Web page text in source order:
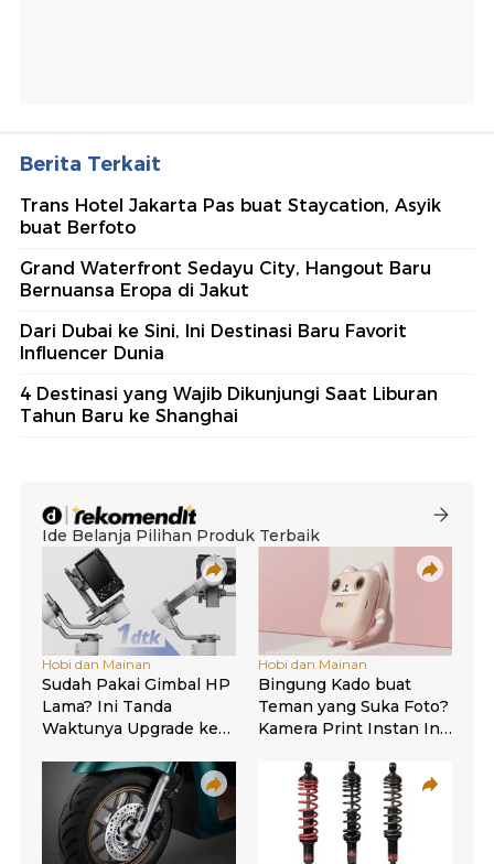
Berita Terkait
Trans Hotel Jakarta Pas buat Staycation, Asyik
buat Berfoto
Grand Waterfront Sedayu City, Hangout Baru
Bernuansa Eropa di Jakut
Dari Dubai ke Sini, Ini Destinasi Baru Favorit
Influencer Dunia
4 Destinasi yang Wajib Dikunjungi Saat Liburan
Tahun Baru ke Shanghai